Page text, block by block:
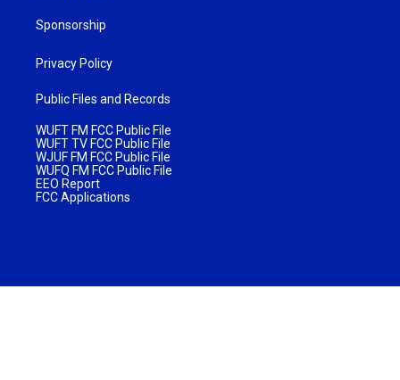
Sponsorship
Privacy Policy
Public Files and Records
WUFT FM FCC Public File
WUFT TV FCC Public File
WJUF FM FCC Public File
WUFQ FM FCC Public File
EEO Report
FCC Applications